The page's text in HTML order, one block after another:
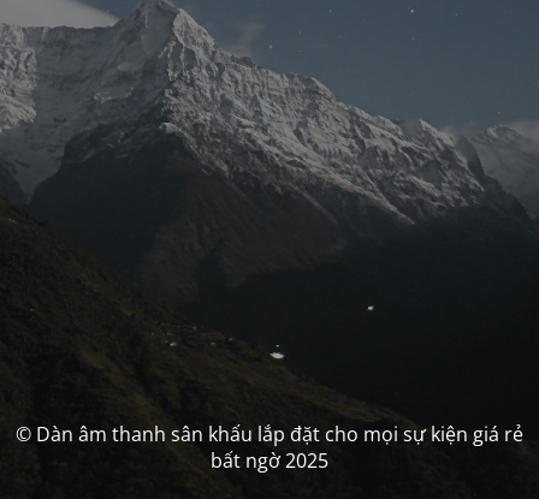
© Dàn âm thanh sân khấu lắp đặt cho mọi sự kiện giá rẻ
bất ngờ 2025